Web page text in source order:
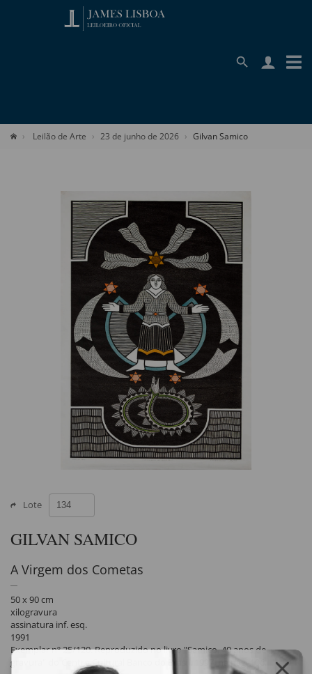
Leilão de Arte 23 de junho de 2026 Gilvan Samico
Lote
GILVAN SAMICO
A Virgem dos Cometas
50 x 90 cm
xilogravura
assinatura inf. esq.
1991
Exemplar nº 25/120. Reproduzido no livro "Samico, 40 anos de
gravura" do Centro Cultural Banco do Brasil, 1997, na pág. 106.